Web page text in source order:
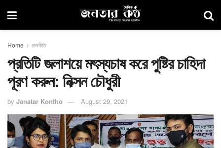
Home রাজনীতি
প্রতিটি জলাশয়ে মৎস্যচাষ করে পুষ্টির চাহিদা
পূরণ করুন: নিক্সন চৌধুরী
by Janatar Kontho August 29, 2021